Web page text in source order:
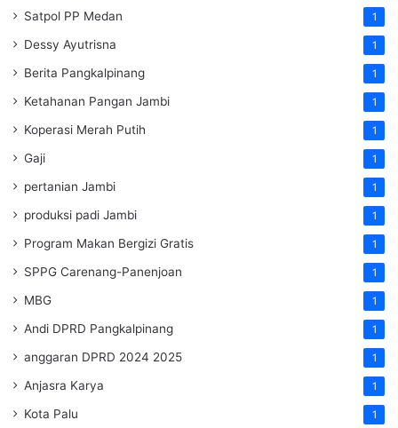
Satpol PP Medan 1
Dessy Ayutrisna 1
Berita Pangkalpinang 1
Ketahanan Pangan Jambi 1
Koperasi Merah Putih 1
Gaji 1
pertanian Jambi 1
produksi padi Jambi 1
Program Makan Bergizi Gratis 1
SPPG Carenang-Panenjoan 1
MBG 1
Andi DPRD Pangkalpinang 1
anggaran DPRD 2024 2025 1
Anjasra Karya 1
Kota Palu 1